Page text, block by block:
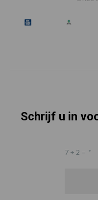
Schrijf u in
7 + 2 = *